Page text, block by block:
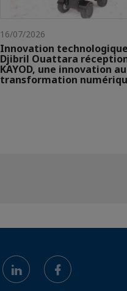
16/07/2026
Innovation
Djibril Ouattara
KAYOD, une innovation
transformation